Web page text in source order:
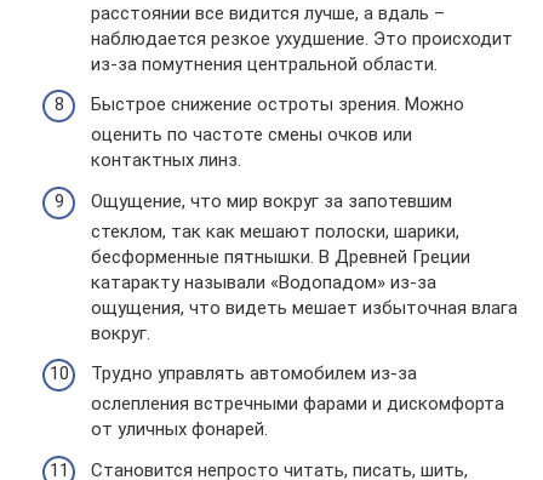
расстоянии все видится лучше, а вдаль –
наблюдается резкое ухудшение. Это происходит
из-за помутнения центральной области.
Быстрое снижение остроты зрения. Можно
оценить по частоте смены очков или
контактных линз.
Ощущение, что мир вокруг за запотевшим
стеклом, так как мешают полоски, шарики,
бесформенные пятнышки. В Древней Греции
катаракту называли «Водопадом» из-за
ощущения, что видеть мешает избыточная влага
вокруг.
Трудно управлять автомобилем из-за
ослепления встречными фарами и дискомфорта
от уличных фонарей.
Становится непросто читать, писать, шить,